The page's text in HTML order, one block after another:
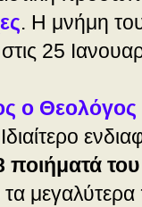
. Η μνήμη του
25
ο Θεολόγος
ποιήματά
τα